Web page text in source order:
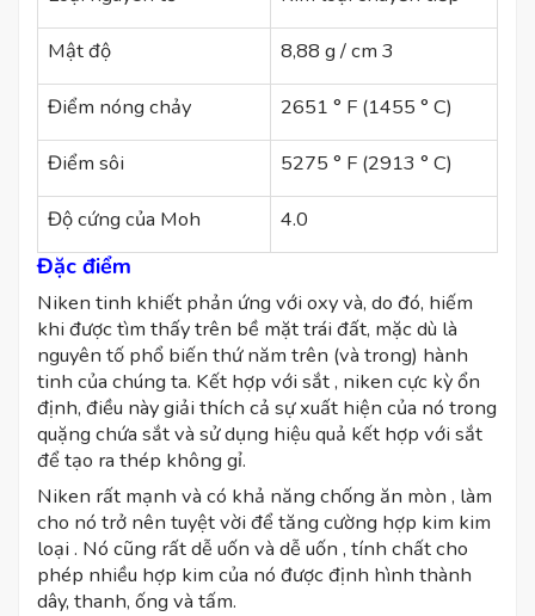
Mật độ 8,88 g / cm 3
Điểm nóng chảy 2651 ° F (1455 ° C)
Điểm sôi 5275 ° F (2913 ° C)
Độ cứng của Moh 4.0
Đặc điểm
Niken tinh khiết phản ứng với oxy và, do đó, hiếm
khi được tìm thấy trên bề mặt trái đất, mặc dù là
nguyên tố phổ biến thứ năm trên (và trong) hành
tinh của chúng ta. Kết hợp với sắt , niken cực kỳ ổn
định, điều này giải thích cả sự xuất hiện của nó trong
quặng chứa sắt và sử dụng hiệu quả kết hợp với sắt
để tạo ra thép không gỉ.
Niken rất mạnh và có khả năng chống ăn mòn , làm
cho nó trở nên tuyệt vời để tăng cường hợp kim kim
loại . Nó cũng rất dễ uốn và dễ uốn , tính chất cho
phép nhiều hợp kim của nó được định hình thành
dây, thanh, ống và tấm.